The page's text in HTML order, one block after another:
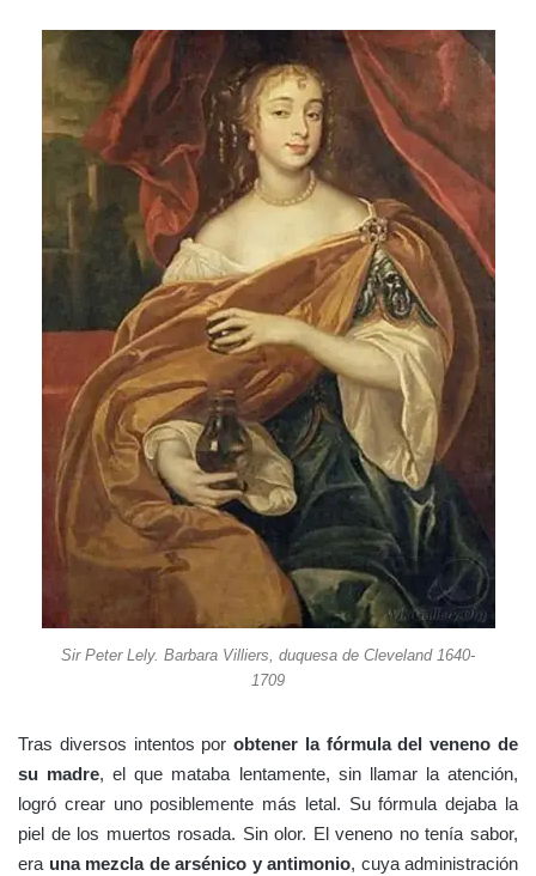
Sir Peter Lely. Barbara Villiers, duquesa de Cleveland 1640-
1709
Tras diversos intentos porobtener la fórmula del veneno de
su madre, el que mataba lentamente, sin llamar la atención,
logró crear uno posiblemente más letal. Su fórmula dejaba la
piel de los muertos rosada. Sin olor. El veneno no tenía sabor,
era una mezcla de arsénico y antimonio, cuya administración